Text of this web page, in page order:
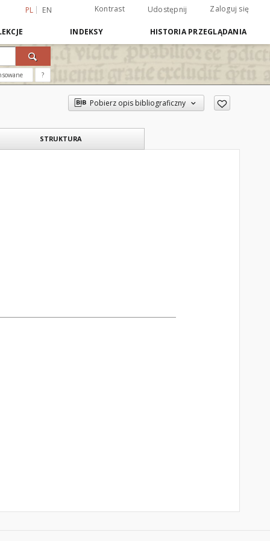
PL EN Kontrast Udostępnij Zaloguj się
INDEKSY HISTORIA PRZEGLĄDANIA
?
Pobierz opis bibliograficzny
STRUKTURA